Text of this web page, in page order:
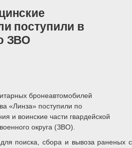
поступили в
ЗВО
бронеавтомобилей
«Линза» поступили по
и воинские части гвардейской
округа (ЗВО).
поиска, сбора и вывоза раненых с